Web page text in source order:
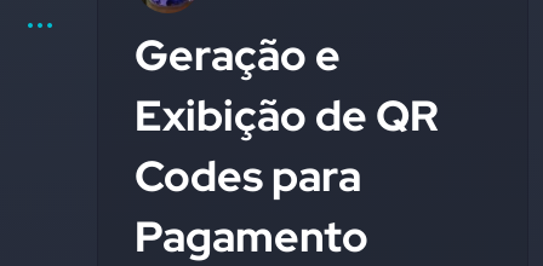
Geração e
Exibição de QR
Codes para
Pagamento